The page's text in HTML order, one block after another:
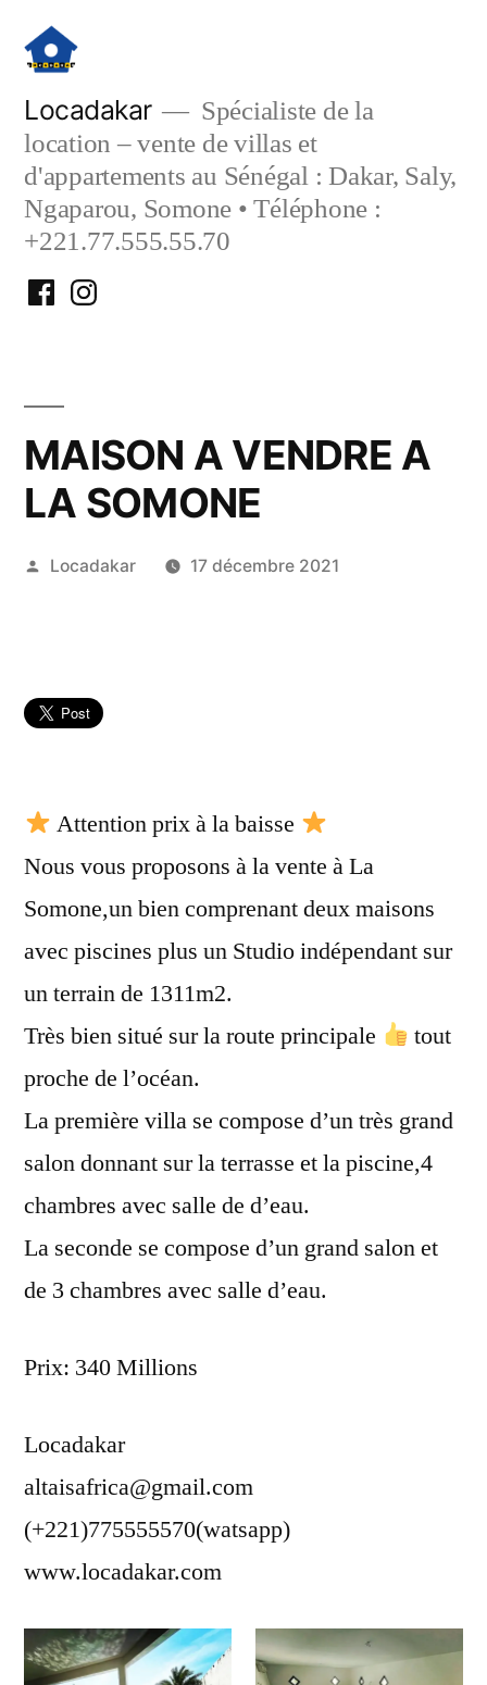
contenu
Locadakar
Spécialiste de la
location – vente de villas et
d'appartements au Sénégal : Dakar, Saly,
Ngaparou, Somone • Téléphone :
+221.77.555.55.70
FacebookInstagram
MAISON A VENDRE A
LA SOMONE
Publié
Locadakar 17 décembre 2021
Attention prix à la baisse
Nous vous proposons à la vente à La
Somone,un bien comprenant deux maisons
avec piscines plus un Studio indépendant sur
un terrain de 1311m2.
Très bien situé sur la route principale
tout
proche de l’océan.
La première villa se compose d’un très grand
salon donnant sur la terrasse et la piscine,4
chambres avec salle de d’eau.
La seconde se compose d’un grand salon et
de 3 chambres avec salle d’eau.
Prix: 340 Millions
Locadakar
altaisafrica@gmail.com
(+221)775555570(watsapp)
www.locadakar.com